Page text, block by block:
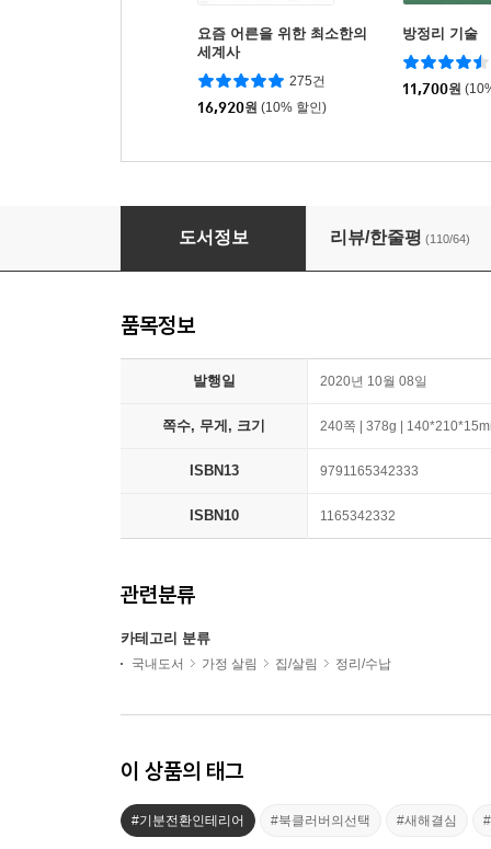
요즘 어른을 위한 최소한의
세계사
275건
16,920원 (10% 할인)
방정리 기술
11,700원
당신의 인생을 정리해드립니다
도서정보 리뷰/한줄평 (110/64)
품목정보
발행일 2020년 10월 08일
쪽수, 무게, 크기 240쪽 | 378g |
ISBN13 9791165342333
ISBN10 1165342332
관련분류
카테고리 분류
국내도서 가정 살림 집/살림 정리/수납
이 상품의 태그
#기분전환인테리어 #북클러버의선택 #새해결심